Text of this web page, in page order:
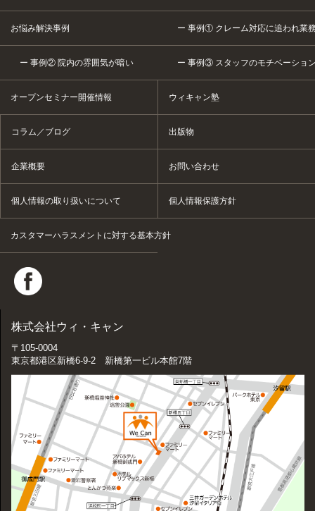
お悩み解決事例 事例① クレーム対応に追われ業
事例② 院内の雰囲気が暗い 事例③ スタッフのモチベーショ
オープンセミナー開催情報 ウィキャン塾
コラム／ブログ 出版物
企業概要 お問い合わせ
個人情報の取り扱いについて 個人情報保護方針
カスタマーハラスメントに対する基本方針
株式会社ウィ・キャン
〒105-0004
東京都港区新橋6-9-2 新橋第一ビル本館7階